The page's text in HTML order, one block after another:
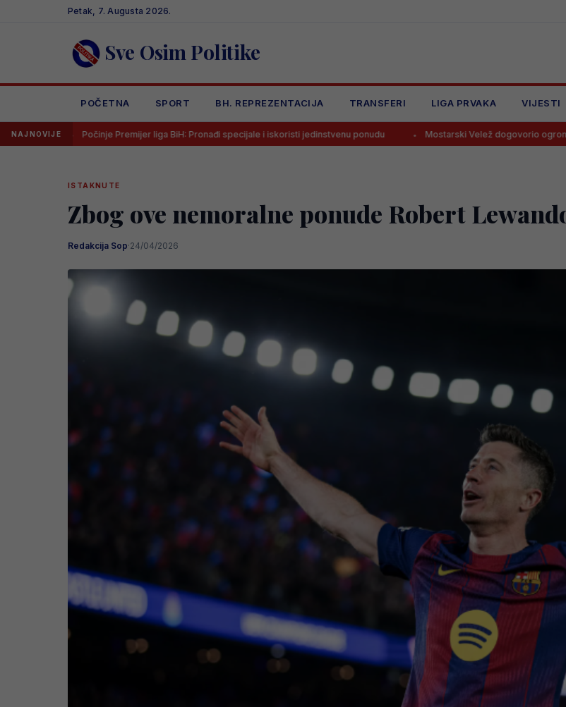
Petak, 7. Augusta 2026.
Sve Osim Politike
POČETNA SPORT BH. REPREZENTACIJA TRANSFERI LIGA PRVAKA VIJESTI
NAJNOVIJE
Počinje Premijer liga BiH: Pronađi specijale i iskoristi jedinstvenu ponudu Mostarski Velež dogovorio ogromno pojačanje
ISTAKNUTE
Zbog ove nemoralne ponude Robert
Redakcija Sop·24/04/2026